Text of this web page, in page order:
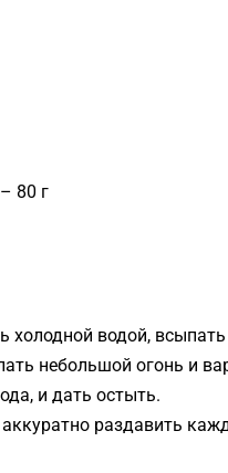
80 г
водой, всыпать
небольшой огонь и
и дать остыть.
раздавить